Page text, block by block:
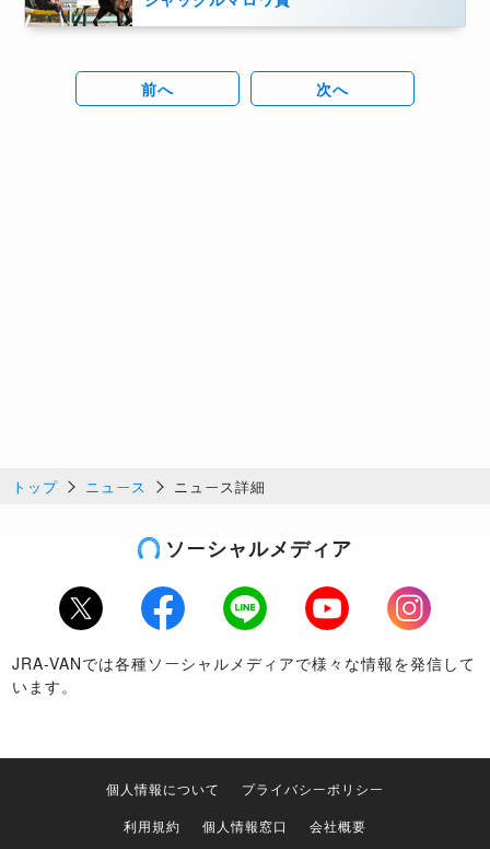
前へ 次へ
トップ ニュース ニュース詳細
ソーシャルメディア
Twitter Facebook LINE Youtube
Instagram
JRA-VANでは各種ソーシャルメディアで様々な情報を発信して
います。
個人情報について
プライバシーポリシー
利用規約
個人情報窓口 会社概要